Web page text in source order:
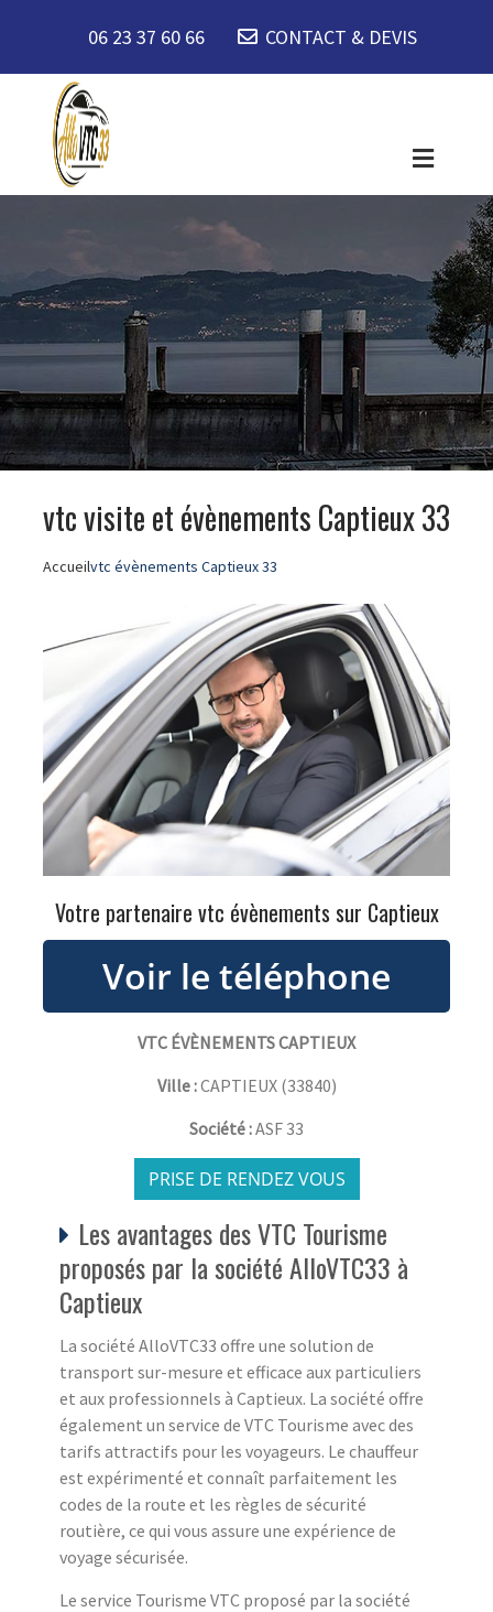
06 23 37 60 66 CONTACT & DEVIS
vtc visite et évènements Captieux 33
Accueilvtc évènements Captieux 33
Votre partenaire vtc évènements sur Captieux
VTC ÉVÈNEMENTS CAPTIEUX
Ville :CAPTIEUX(33840)
Société :ASF 33
PRISE DE RENDEZ VOUS
Les avantages des VTC Tourisme
proposés par la société AlloVTC33 à
Captieux
La société AlloVTC33 offre une solution de
transport sur-mesure et efficace aux particuliers
et aux professionnels à Captieux. La société offre
également un service de VTC Tourisme avec des
tarifs attractifs pour les voyageurs. Le chauffeur
est expérimenté et connaît parfaitement les
codes de la route et les règles de sécurité
routière, ce qui vous assure une expérience de
voyage sécurisée.
Le service Tourisme VTC proposé par la société